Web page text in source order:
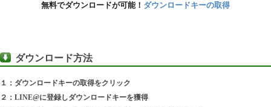
無料でダウンロードが可能！ ダウンロードキーの取得
ダウンロード方法
１：ダウンロードキーの取得をクリック
２：LINE@に登録しダウンロードキーを獲得